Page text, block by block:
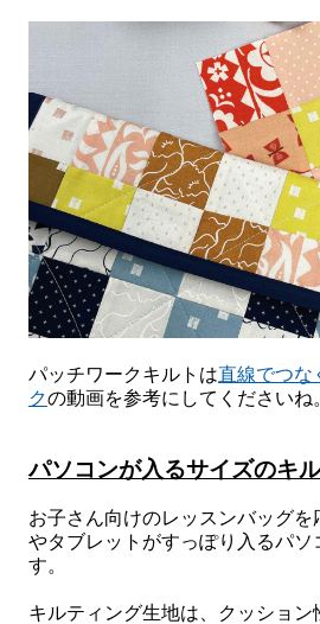
パッチワークキルトは直線でつな
クの動画を参考にしてくださいね。
パソコンが入るサイズのキ
お子さん向けのレッスンバッグ
やタブレットがすっぽり入るパソ
す。
キルティング生地は、クッショ